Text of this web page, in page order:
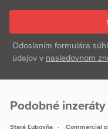
Odoslaním formulára
údajov v nasledovnom
Podobné inzeráty
Stará Ľubovňa Commercial